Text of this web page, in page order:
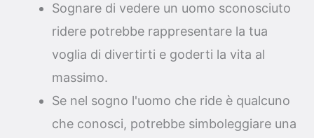
Sognare di vedere un uomo sconosciuto
ridere potrebbe rappresentare la tua
voglia di divertirti e goderti la vita al
massimo.
Se nel sogno l'uomo che ride è qualcuno
che conosci, potrebbe simboleggiare una